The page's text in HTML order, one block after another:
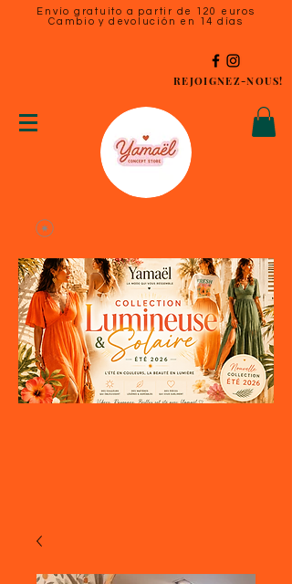
Envío gratuito a partir de 120 euros
Cambio y devolución en 14 días
REJOIGNEZ-NOUS!